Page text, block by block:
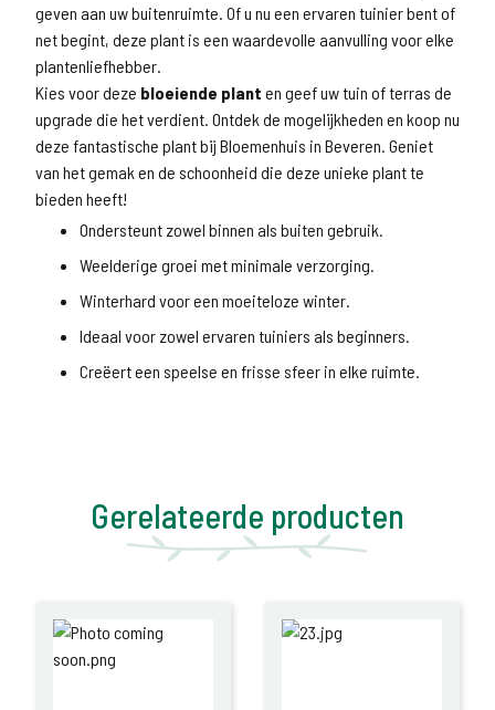
geven aan uw buitenruimte. Of u nu een ervaren tuinier bent of
net begint, deze plant is een waardevolle aanvulling voor elke
plantenliefhebber.
Kies voor deze bloeiende plant en geef uw tuin of terras de
upgrade die het verdient. Ontdek de mogelijkheden en koop nu
deze fantastische plant bij Bloemenhuis in Beveren. Geniet
van het gemak en de schoonheid die deze unieke plant te
bieden heeft!
Ondersteunt zowel binnen als buiten gebruik.
Weelderige groei met minimale verzorging.
Winterhard voor een moeiteloze winter.
Ideaal voor zowel ervaren tuiniers als beginners.
Creëert een speelse en frisse sfeer in elke ruimte.
Gerelateerde producten